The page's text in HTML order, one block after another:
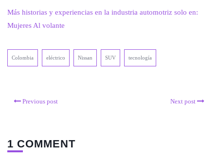
Más historias y experiencias en la industria automotriz solo en:
Mujeres Al volante
Colombia eléctrico Nissan SUV tecnología
Previous post Next post
1 COMMENT